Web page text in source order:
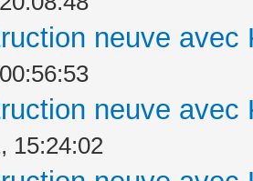
neuve avec
neuve avec
15:24:02